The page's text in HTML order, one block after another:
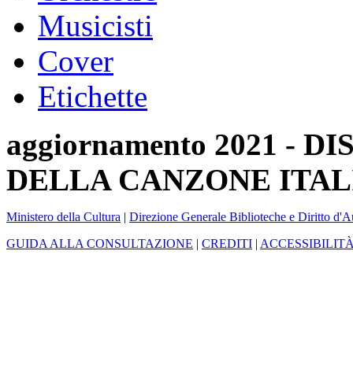
Musicisti
Cover
Etichette
aggiornamento 2021 -
DELLA CANZONE
Ministero della Cultura | Direzione Generale Biblioteche e Diritto
GUIDA ALLA CONSULTAZIONE | CREDITI |